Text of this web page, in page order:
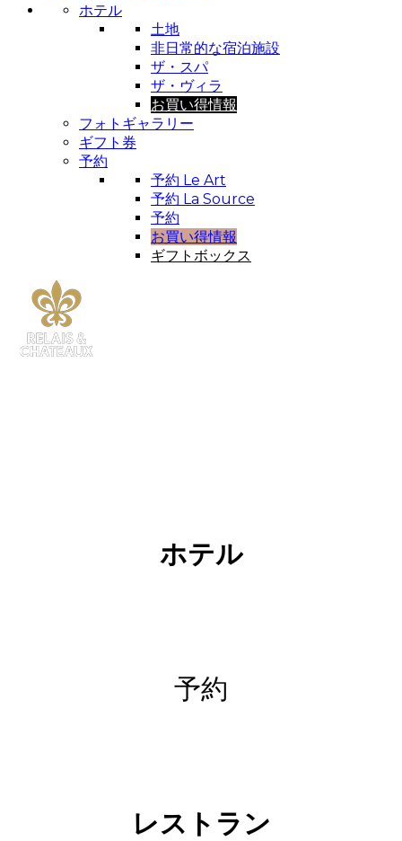
ホテル
土地
非日常的な宿泊施設
ザ・スパ
ザ・ヴィラ
お買い得情報
フォトギャラリー
ギフト券
予約
予約 Le Art
予約 La Source
予約
お買い得情報
ギフトボックス
ホテル
予約
レストラン